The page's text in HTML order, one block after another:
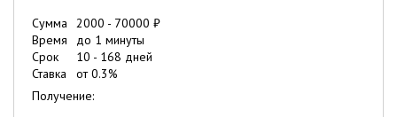
Сумма 2000 - 70000 ₽
Время
до 1 минуты
Срок
10 - 168 дней
Ставка
от0.3%
Получение: